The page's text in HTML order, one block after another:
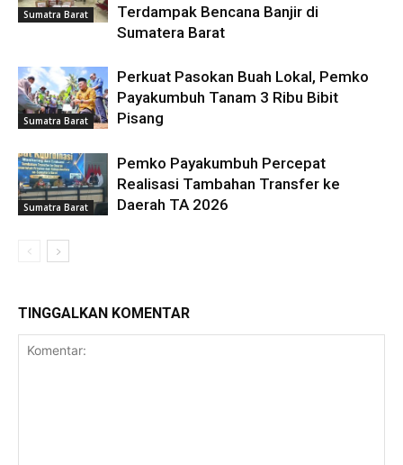
Sumatra Barat
Terdampak Bencana Banjir di
Sumatera Barat
Sumatra Barat
Perkuat Pasokan Buah Lokal, Pemko
Payakumbuh Tanam 3 Ribu Bibit
Pisang
Sumatra Barat
Pemko Payakumbuh Percepat
Realisasi Tambahan Transfer ke
Daerah TA 2026
TINGGALKAN KOMENTAR